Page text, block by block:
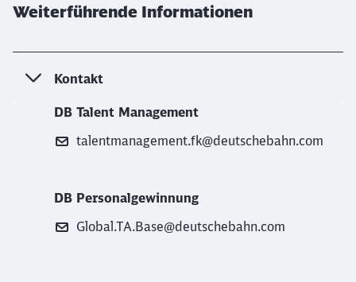
Weiterführende Informationen
Kontakt
DB Talent Management
talentmanagement.fk@deutschebahn.com
DB Personalgewinnung
Global.TA.Base@deutschebahn.com